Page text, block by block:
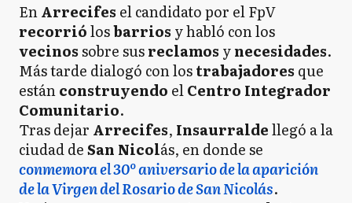
EnArrecifes el candidato por el FpV
recorriólosbarrios y habló con los
vecinossobre susreclamos ynecesidades.
Más tarde dialogó con lostrabajadores que
estánconstruyendo elCentro Integrador
Comunitario.
Tras dejar Arrecifes, Insaurraldellegó a la
ciudad deSan Nicolás, en donde se
conmemora el 30º aniversario de la aparición
de la Virgen del Rosario de San Nicolás.